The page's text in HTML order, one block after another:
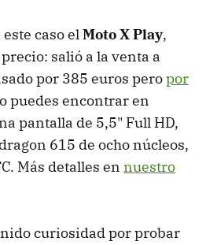
caso elMoto X Play,
salió a la venta a
por 385 euros peropor
puedes encontrar en
pantalla de 5,5" Full HD,
615 de ocho núcleos,
Más detalles en nuestro
curiosidad por probar